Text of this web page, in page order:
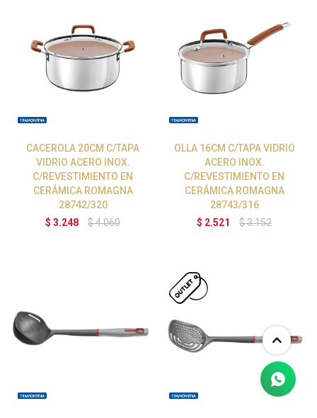
CACEROLA 20CM C/TAPA
VIDRIO ACERO INOX.
C/REVESTIMIENTO EN
CERÁMICA ROMAGNA
28742/320
$ 3.248 $4.060
OLLA 16CM C/TAPA VIDRIO
ACERO INOX.
C/REVESTIMIENTO EN
CERÁMICA ROMAGNA
28743/316
$ 2.521 $3.152